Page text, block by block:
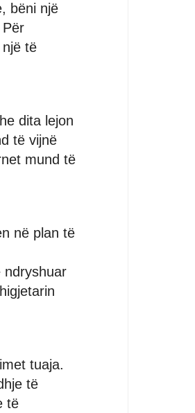
bëni një
të
dita lejon
të vijnë
mund të
në plan të
ndryshuar
tuaja.
të
të